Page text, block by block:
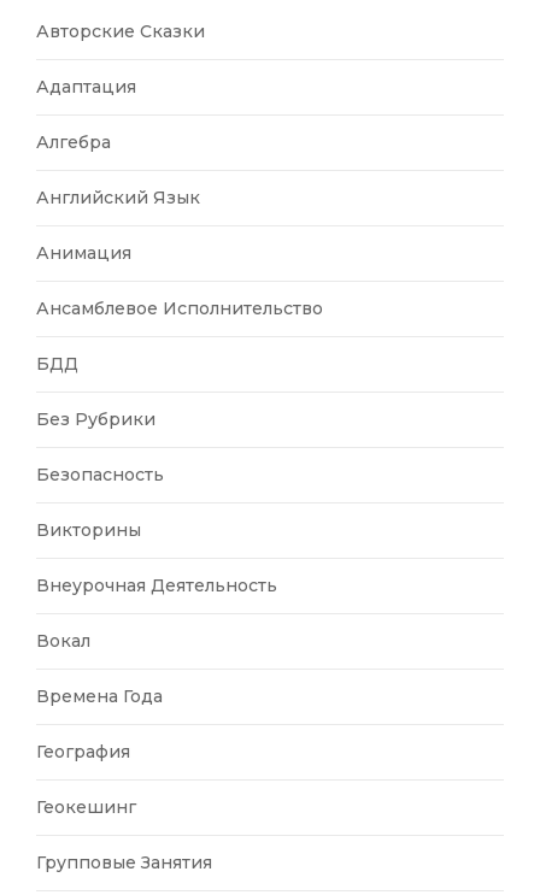
Авторские Сказки
Адаптация
Алгебра
Английский Язык
Анимация
Ансамблевое Исполнительство
БДД
Без Рубрики
Безопасность
Викторины
Внеурочная Деятельность
Вокал
Времена Года
География
Геокешинг
Групповые Занятия